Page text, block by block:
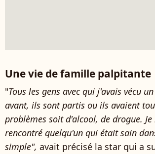
Une vie de famille palpitante
"Tous les gens avec qui j'avais vécu
avant, ils sont partis ou ils avaient
problèmes soit d'alcool, de drogue.
rencontré quelqu'un qui était sain
simple", avait précisé la star qui a